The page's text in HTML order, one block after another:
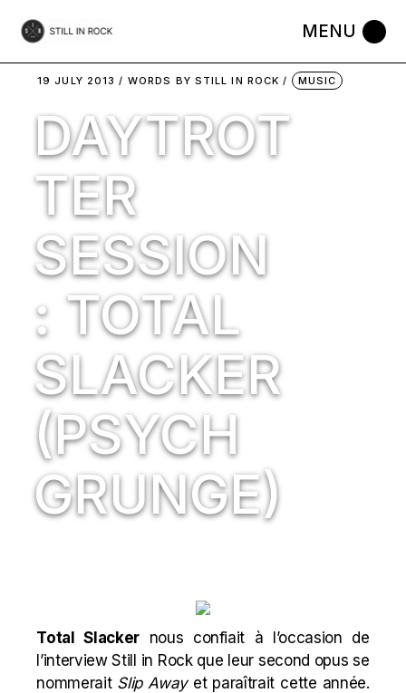
the
19 JULY 2013 WORDS BY STILL IN ROCK MUSIC
DAYTROT
TER
SESSION
: TOTAL
SLACKER
(PSYCH
GRUNGE)
Total Slackernous confiait à l’occasion de
l’interview Still in Rock que leur second opus se
nommerait Slip Awayet paraîtrait cette année.